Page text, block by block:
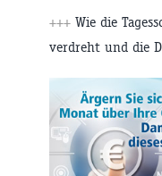
+++ Wie die
verdreht und die